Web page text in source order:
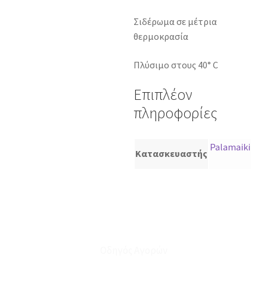
Σιδέρωμα σε μέτρια
θερμοκρασία
Πλύσιμο στους 40° C
Επιπλέον
πληροφορίες
Κατασκευαστής
Palamaiki